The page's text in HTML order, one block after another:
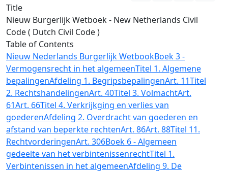
Title
Nieuw Burgerlijk Wetboek - New Netherlands Civil
Code ( Dutch Civil Code )
Table of Contents
Nieuw Nederlands Burgerlijk WetbookBoek 3 -
Vermogensrecht in het algemeenTitel 1. Algemene
bepalingenAfdeling 1. BegripsbepalingenArt. 11Titel
2. RechtshandelingenArt. 40Titel 3. VolmachtArt.
61Art. 66Titel 4. Verkrijkging en verlies van
goederenAfdeling 2. Overdracht van goederen en
afstand van beperkte rechtenArt. 86Art. 88Titel 11.
RechtvorderingenArt. 306Boek 6 - Algemeen
gedeelte van het verbintenissenrechtTitel 1.
Verbintenissen in het algemeenAfdeling 9. De